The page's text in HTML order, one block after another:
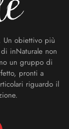
Un obiettivo più
inNaturale non
un gruppo di
pronti a
riguardo il